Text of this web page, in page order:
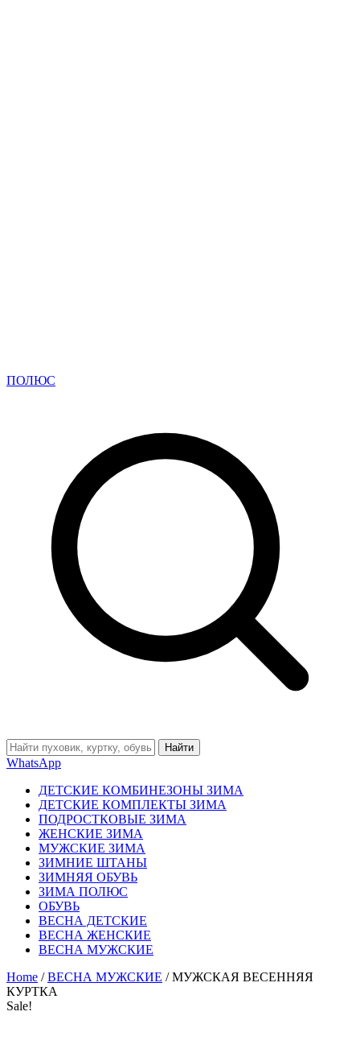
ПОЛЮС
Найти
WhatsApp
ДЕТСКИЕ КОМБИНЕЗОНЫ ЗИМА
ДЕТСКИЕ КОМПЛЕКТЫ ЗИМА
ПОДРОСТКОВЫЕ ЗИМА
ЖЕНСКИЕ ЗИМА
МУЖСКИЕ ЗИМА
ЗИМНИЕ ШТАНЫ
ЗИМНЯЯ ОБУВЬ
ЗИМА ПОЛЮС
ОБУВЬ
ВЕСНА ДЕТСКИЕ
ВЕСНА ЖЕНСКИЕ
ВЕСНА МУЖСКИЕ
Home /ВЕСНА МУЖСКИЕ / МУЖСКАЯ ВЕСЕННЯЯ
КУРТКА
Sale!